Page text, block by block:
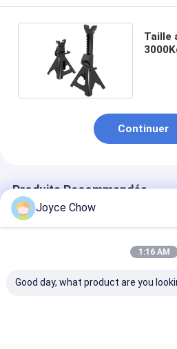
Taille
Continuer
Produits Recommandés
Joyce Chow
1:16 AM
Good day, what product are you